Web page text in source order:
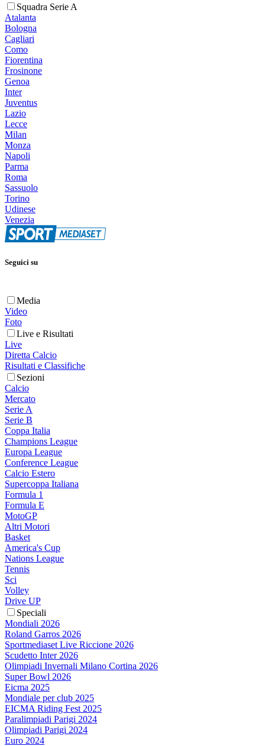
Squadra Serie A
Atalanta
Bologna
Cagliari
Como
Fiorentina
Frosinone
Genoa
Inter
Juventus
Lazio
Lecce
Milan
Monza
Napoli
Parma
Roma
Sassuolo
Torino
Udinese
Venezia
Seguici su
Media
Video
Foto
Live e Risultati
Live
Diretta Calcio
Risultati e Classifiche
Sezioni
Calcio
Mercato
Serie A
Serie B
Coppa Italia
Champions League
Europa League
Conference League
Calcio Estero
Supercoppa Italiana
Formula 1
Formula E
MotoGP
Altri Motori
Basket
America's Cup
Nations League
Tennis
Sci
Volley
Drive UP
Speciali
Mondiali 2026
Roland Garros 2026
Sportmediaset Live Riccione 2026
Scudetto Inter 2026
Olimpiadi Invernali Milano Cortina 2026
Super Bowl 2026
Eicma 2025
Mondiale per club 2025
EICMA Riding Fest 2025
Paralimpiadi Parigi 2024
Olimpiadi Parigi 2024
Euro 2024